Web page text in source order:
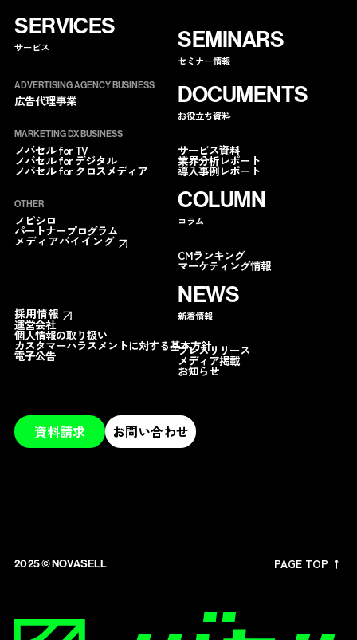
COLUMN
コラム
CMランキング
マーケティング情報
SERVICES
サービス
ADVERTISING AGENCY BUSINESS
広告代理事業
MARKETING DX BUSINESS
ノバセル for TV
ノバセル for デジタル
ノバセル for クロスメディア
OTHER
ノビシロ
パートナープログラム
メディアバイイング
NEWS
新着情報
プレスリリース
メディア掲載
お知らせ
SEMINARS
セミナー情報
DOCUMENTS
お役立ち資料
サービス資料
業界分析レポート
導入事例レポート
採用情報
運営会社
個人情報の取り扱い
カスタマーハラスメントに対する基本方針
電子公告
資料請求 お問い合わせ
2025 ©︎ NOVASELL PAGE TOP ↑